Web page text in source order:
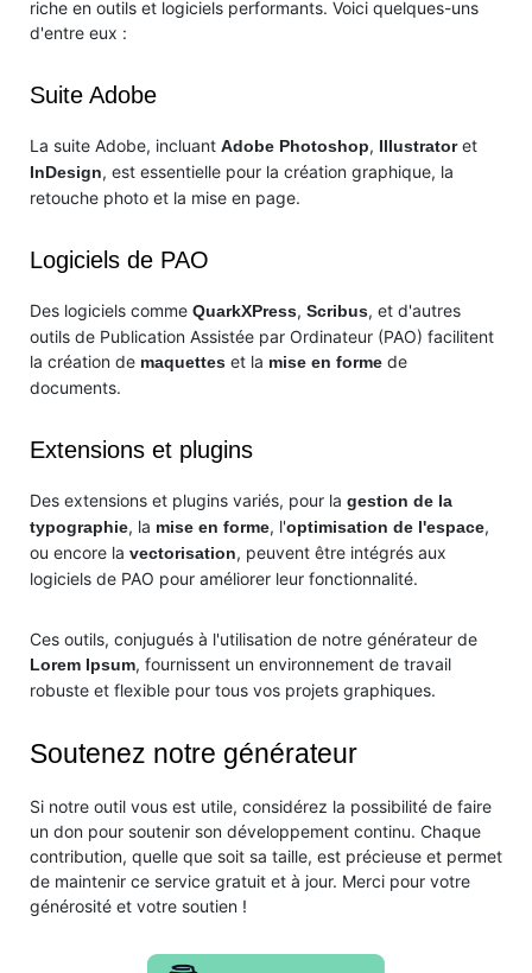
riche en outils et logiciels performants. Voici quelques-uns
d'entre eux :
Suite Adobe
La suite Adobe, incluant Adobe Photoshop, Illustratoret
InDesign, est essentielle pour la création graphique, la
retouche photo et la mise en page.
Logiciels de PAO
Des logiciels comme QuarkXPress, Scribus, et d'autres
outils de Publication Assistée par Ordinateur (PAO) facilitent
la création de maquettes et la mise en forme de
documents.
Extensions et plugins
Des extensions et plugins variés, pour la gestion de la
typographie, la mise en forme, l'optimisation de l'espace,
ou encore la vectorisation, peuvent être intégrés aux
logiciels de PAO pour améliorer leur fonctionnalité.
Ces outils, conjugués à l'utilisation de notre générateur de
Lorem Ipsum, fournissent un environnement de travail
robuste et flexible pour tous vos projets graphiques.
Soutenez notre générateur
Si notre outil vous est utile, considérez la possibilité de faire
un don pour soutenir son développement continu. Chaque
contribution, quelle que soit sa taille, est précieuse et permet
de maintenir ce service gratuit et à jour. Merci pour votre
générosité et votre soutien !